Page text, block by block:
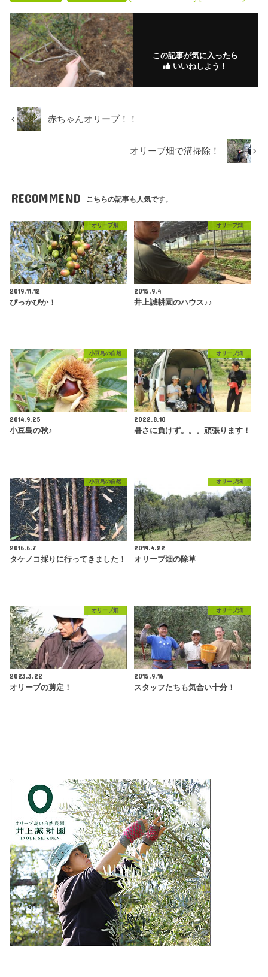
この記事が気に入ったら
いいねしよう！
赤ちゃんオリーブ！！
オリーブ畑で溝掃除！
RECOMMEND こちらの記事も人気です。
オリーブ畑
2019.11.12
ぴっかぴか！
オリーブ畑
2015.9.4
井上誠耕園のハウス♪♪
小豆島の自然
2014.9.25
小豆島の秋♪
オリーブ畑
2022.8.10
暑さに負けず。。。頑張ります！
小豆島の自然
2016.6.7
タケノコ採りに行ってきました！
オリーブ畑
2019.4.22
オリーブ畑の除草
オリーブ畑
2023.3.22
オリーブの剪定！
オリーブ畑
2015.9.16
スタッフたちも気合い十分！